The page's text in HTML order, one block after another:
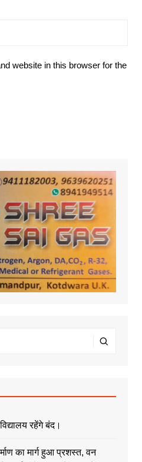
website in this browser for the
रहेंगे बंद।
का मार्ग हुआ प्रशस्त, वन